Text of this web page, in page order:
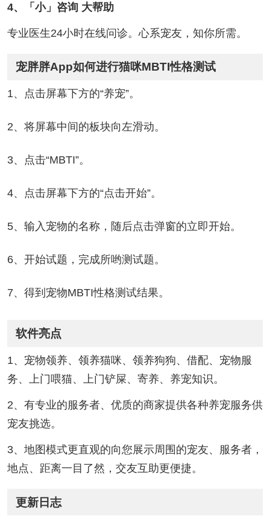
4、「小」咨询 大帮助
专业医生24小时在线问诊。心系宠友，知你所需。
宠胖胖App如何进行猫咪MBTI性格测试
1、点击屏幕下方的“养宠”。
2、将屏幕中间的板块向左滑动。
3、点击“MBTI”。
4、点击屏幕下方的“点击开始”。
5、输入宠物的名称，随后点击弹窗的立即开始。
6、开始试题，完成所哟测试题。
7、得到宠物MBTI性格测试结果。
软件亮点
1、宠物领养、领养猫咪、领养狗狗、借配、宠物服
务、上门喂猫、上门铲屎、寄养、养宠知识。
2、有专业的服务者、优质的商家提供各种养宠服务供
宠友挑选。
3、地图模式更直观的向您展示周围的宠友、服务者，
地点、距离一目了然，交友互助更便捷。
更新日志